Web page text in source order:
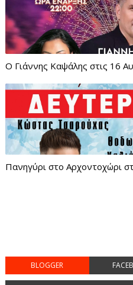
Ο Γιάννης Καψάλης στις 16
Πανηγύρι στο Αρχοντοχώρι
BLOGGER